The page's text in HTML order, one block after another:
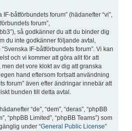
båtförbundets forum” (hädanefter “vi”,
forum”,
så godkänner du att du binder dig
du inte godkänner följande avtal,
IF-båtförbundets forum”. Vi kan
och vi kommer att göra allt för att
det vore klokt av dig att granska
hand eftersom fortsatt användning
forum” även efter ändringar innebär att
bunden till detta avtal.
“de”, “dem”, “deras”, “phpBB
“phpBB Limited”, “phpBB Teams”) som
under “General Public License”